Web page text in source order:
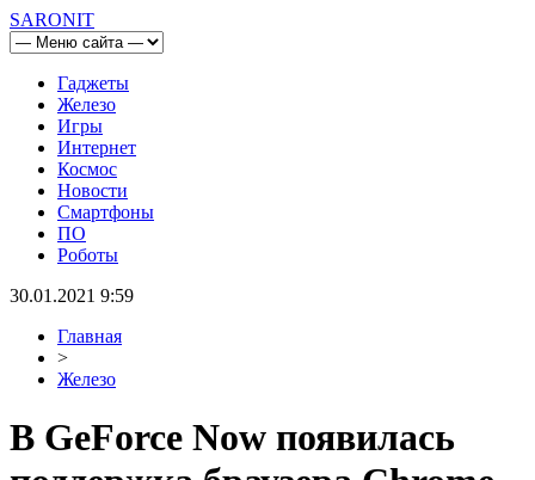
SARONIT
Гаджеты
Железо
Игры
Интернет
Космос
Новости
Смартфоны
ПО
Роботы
30.01.2021 9:59
Главная
>
Железо
В GeForce Now появилась